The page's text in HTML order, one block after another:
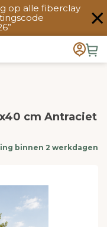
op alle fiberclay
cm Antraciet
binnen 2 werkdagen